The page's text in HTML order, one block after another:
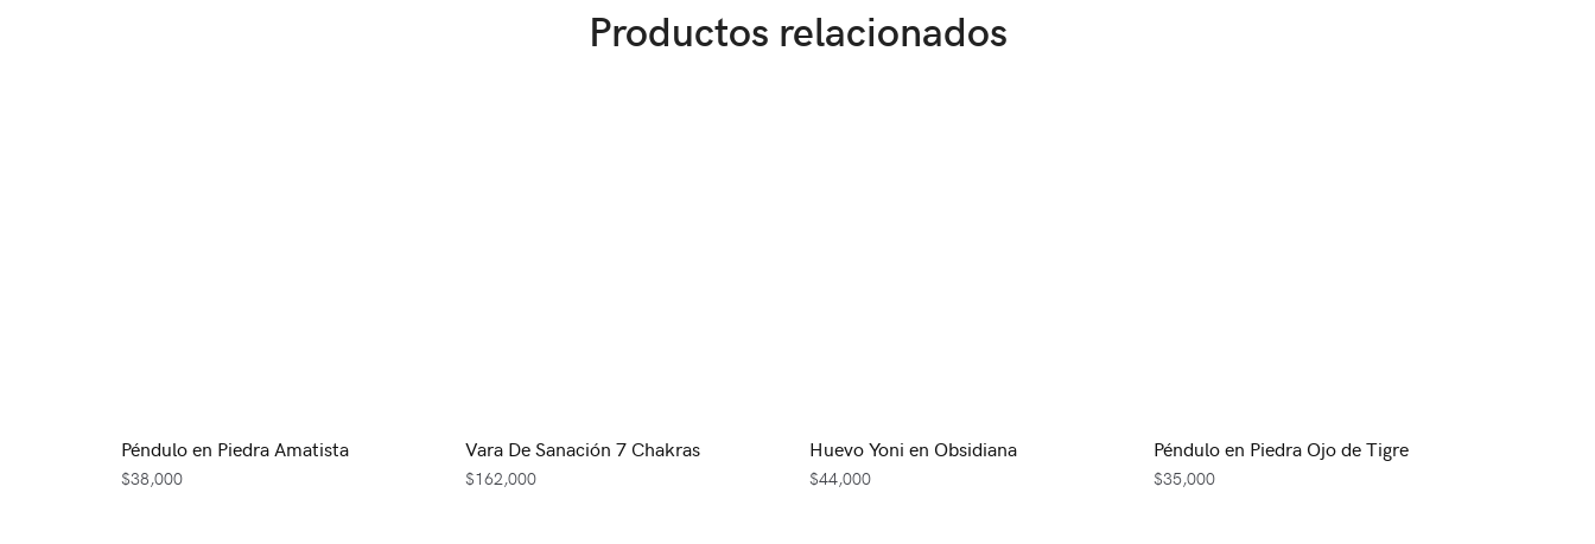
Productos relacionados
Péndulo en Piedra Amatista
$38,000
Vara De Sanación 7 Chakras
$162,000
Huevo Yoni en Obsidiana
$44,000
Péndulo en Piedra Ojo de Tigre
$35,000